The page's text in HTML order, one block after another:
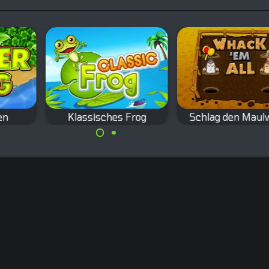
Klassisches Frog
Froschhüpfspiel.
Schlag den